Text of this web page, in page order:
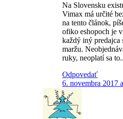
Na Slovensku
Vimax má určité
na tento článok,
ofiko eshopoch je
každý iný predajca
maržu.
ruky, neoplatí sa to..
Odpovedať
6. novembra 2017